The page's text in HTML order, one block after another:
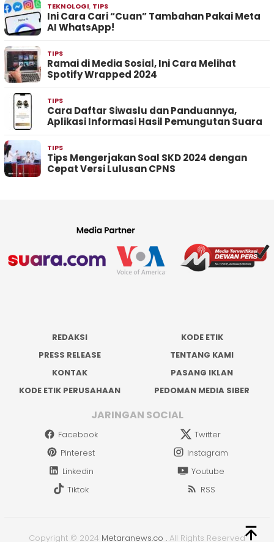
TEKNOLOGI, TIPS
Ini Cara Cari “Cuan” Tambahan Pakai Meta
AI WhatsApp!
TIPS
Ramai di Media Sosial, Ini Cara Melihat
Spotify Wrapped 2024
TIPS
Cara Daftar Siwaslu dan Panduannya,
Aplikasi Informasi Hasil Pemungutan Suara
TIPS
Tips Mengerjakan Soal SKD 2024 dengan
Cepat Versi Lulusan CPNS
REDAKSI
KODE ETIK
PRESS RELEASE
TENTANG KAMI
KONTAK
PASANG IKLAN
KODE ETIK PERUSAHAAN
PEDOMAN MEDIA SIBER
JARINGAN SOCIAL
Facebook
Twitter
Pinterest
Instagram
Linkedin
Youtube
Tiktok
RSS
Copyright © 2024 Metaranews.co . All Rights Reserved